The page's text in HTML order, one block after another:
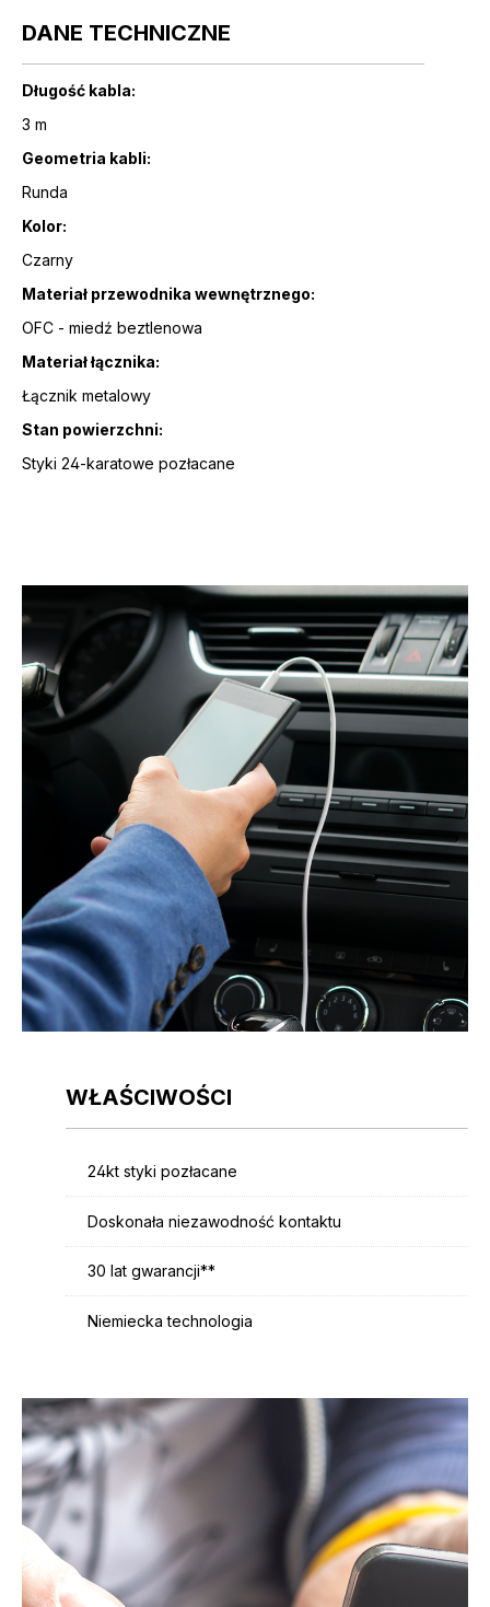
DANE TECHNICZNE
Długość kabla:
3 m
Geometria kabli:
Runda
Kolor:
Czarny
Materiał przewodnika wewnętrznego:
OFC - miedź beztlenowa
Materiał łącznika:
Łącznik metalowy
Stan powierzchni:
Styki 24-karatowe pozłacane
WŁAŚCIWOŚCI
24kt styki pozłacane
Doskonała niezawodność kontaktu
30 lat gwarancji**
Niemiecka technologia